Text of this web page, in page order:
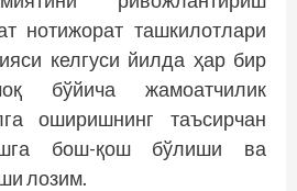
нотижорат ташкилотлари
келгуси йилда ҳар бир
бўйича жамоатчилик
оширишнинг таъсирчан
бош-қош бўлиши ва
лозим.